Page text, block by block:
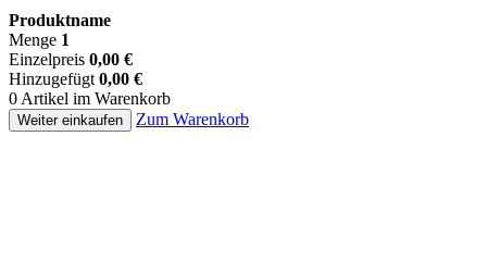
Produktname
Menge 1
Einzelpreis 0,00 €
Hinzugefügt 0,00 €
0 Artikel im Warenkorb
Weiter einkaufen Zum Warenkorb